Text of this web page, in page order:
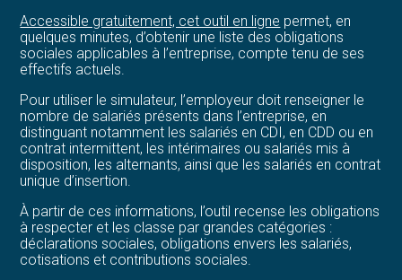
Accessible gratuitement, cet outil en ligne permet, en
quelques minutes, d’obtenir une liste des obligations
sociales applicables à l’entreprise, compte tenu de ses
effectifs actuels.
Pour utiliser le simulateur, l’employeur doit renseigner le
nombre de salariés présents dans l’entreprise, en
distinguant notamment les salariés en CDI, en CDD ou en
contrat intermittent, les intérimaires ou salariés mis à
disposition, les alternants, ainsi que les salariés en contrat
unique d’insertion.
À partir de ces informations, l’outil recense les obligations
à respecter et les classe par grandes catégories :
déclarations sociales, obligations envers les salariés,
cotisations et contributions sociales.